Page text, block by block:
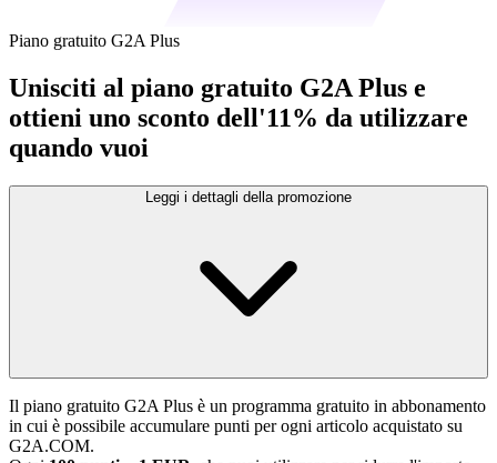
Piano gratuito G2A Plus
Unisciti al piano gratuito G2A Plus e
ottieni uno sconto dell'11% da utilizzare
quando vuoi
Leggi i dettagli della promozione
Il piano gratuito G2A Plus è un programma gratuito in abbonamento
in cui è possibile accumulare punti per ogni articolo acquistato su
G2A.COM.